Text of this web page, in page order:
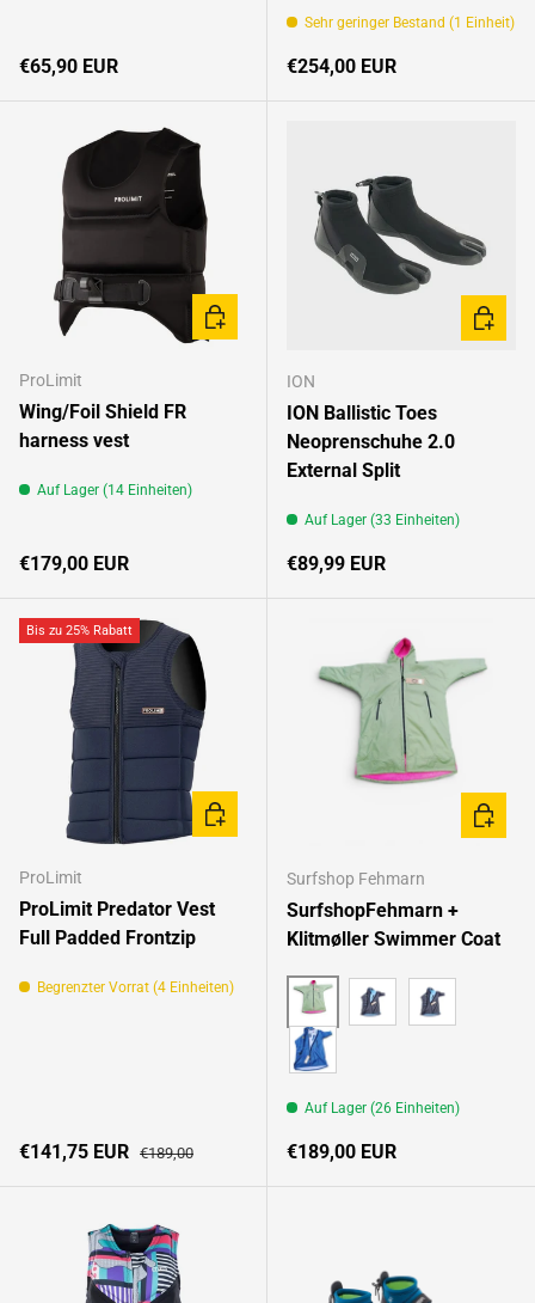
Normaler Preis
€65,90 EUR
Sehr geringer Bestand (1 Einheit)
Normaler Preis
€254,00 EUR
ProLimit
Wing/Foil Shield FR
harness vest
Auf Lager (14 Einheiten)
Normaler Preis
€179,00 EUR
OPTIONEN AUSWÄHLEN
ION
ION Ballistic Toes
Neoprenschuhe 2.0
External Split
Auf Lager (33 Einheiten)
Normaler Preis
€89,99 EUR
Bis zu 25% Rabatt
ProLimit
ProLimit Predator Vest
Full Padded Frontzip
Begrenzter Vorrat (4 Einheiten)
Verkaufspreis
€141,75 EUR Normaler Preis
€189,00
OPTIONEN AUSWÄHLEN
Surfshop Fehmarn
SurfshopFehmarn +
Klitmøller Swimmer Coat
grün/pink
Auf Lager (26 Einheiten)
Normaler Preis
€189,00 EUR